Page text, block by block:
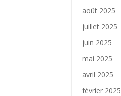
août 2025
juillet 2025
juin 2025
mai 2025
avril 2025
février 2025